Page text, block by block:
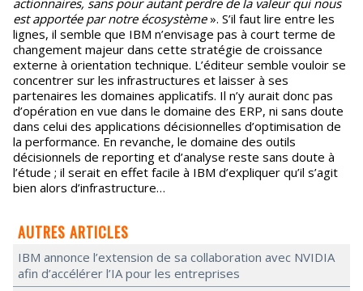
actionnaires, sans pour autant perdre de la valeur qui nous
est apportée par notre écosystème». S’il faut lire entre les
lignes, il semble que IBM n’envisage pas à court terme de
changement majeur dans cette stratégie de croissance
externe à orientation technique. L’éditeur semble vouloir se
concentrer sur les infrastructures et laisser à ses
partenaires les domaines applicatifs. Il n’y aurait donc pas
d’opération en vue dans le domaine des ERP, ni sans doute
dans celui des applications décisionnelles d’optimisation de
la performance. En revanche, le domaine des outils
décisionnels de reporting et d’analyse reste sans doute à
l’étude ; il serait en effet facile à IBM d’expliquer qu’il s’agit
bien alors d’infrastructure…
AUTRES ARTICLES
IBM annonce l’extension de sa collaboration avec NVIDIA
afin d’accélérer l’IA pour les entreprises